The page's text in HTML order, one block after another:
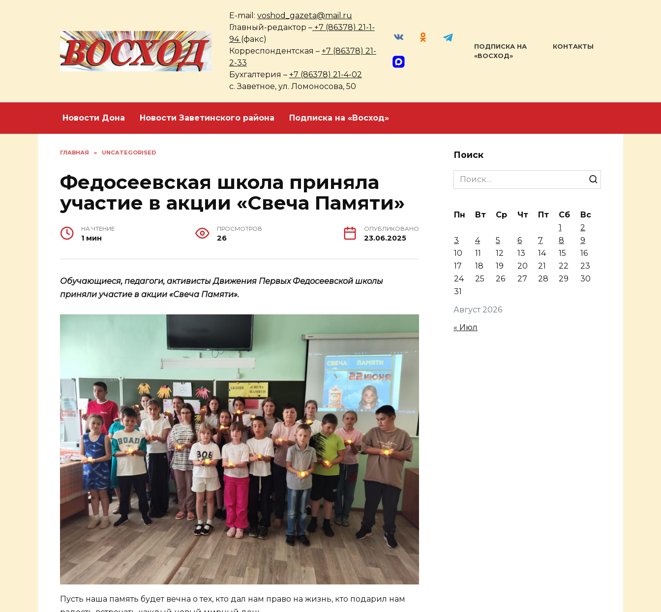
E-mail: voshod_gazeta@mail.ru
Главный-редактор –+7 (86378) 21-1-
94 (факс)
Корреспондентская – +7 (86378) 21-
2-33
Бухгалтерия – +7 (86378) 21-4-02
с. Заветное, ул. Ломоносова, 50
ПОДПИСКА НА
«ВОСХОД»
КОНТАКТЫ
Новости Дона Новости Заветинского района Подписка на «Восход»
ГЛАВНАЯ » UNCATEGORISED
Федосеевская школа приняла
участие в акции «Свеча Памяти»
НА ЧТЕНИЕ
1 мин
ПРОСМОТРОВ
26
ОПУБЛИКОВАНО
23.06.2025
Обучающиеся, педагоги, активисты Движения Первых Федосеевской школы
приняли участие в акции «Свеча Памяти».
Пусть наша память будет вечна о тех, кто дал нам право на жизнь, кто подарил нам
Поиск
Search
for:
Август 2026
Пн Вт Ср Чт Пт Сб
Вс
1
2
3
4 5 6 7 8
9
10
11 12 13 14 15
16
17
18 19 20 21 22
23
24
25 26 27 28 29
30
31
« Июл